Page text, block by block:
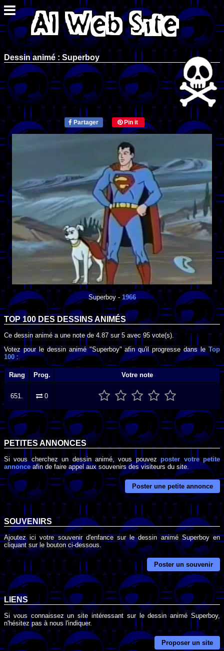
Dessin animé : Superboy
Partager Pin it
Superboy- 1966
TOP 100 DES DESSINS ANIMÉS
Ce dessin animé a une note de 4.87sur5 avec95 vote(s).
Votez pour le dessin animé "Superboy" afin qu'il progresse dans le Top
100 :
Rang Prog. Votre note
651. 0
PETITES ANNONCES
Si vous cherchez un dessin animé, vous pouvezposter votre petite
annonce afin de faire appel aux souvenirs des visiteurs du site.
Poster une petite annonce
SOUVENIRS
Ajoutez ici votre souvenir d'enfance sur le dessin animé Superboy en
cliquant sur le bouton ci-dessous.
Poster un souvenir
LIENS
Si vous connaissez un site intéressant sur le dessin animé Superboy,
n'hésitez pas à nous l'indiquer.
Proposer un site